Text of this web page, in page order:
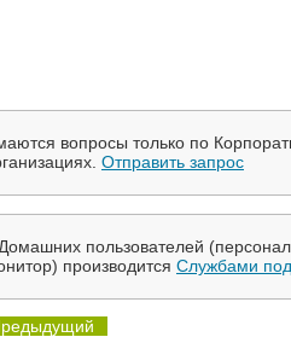
вопросы только по
Отправить запрос
пользователей
производится Службами